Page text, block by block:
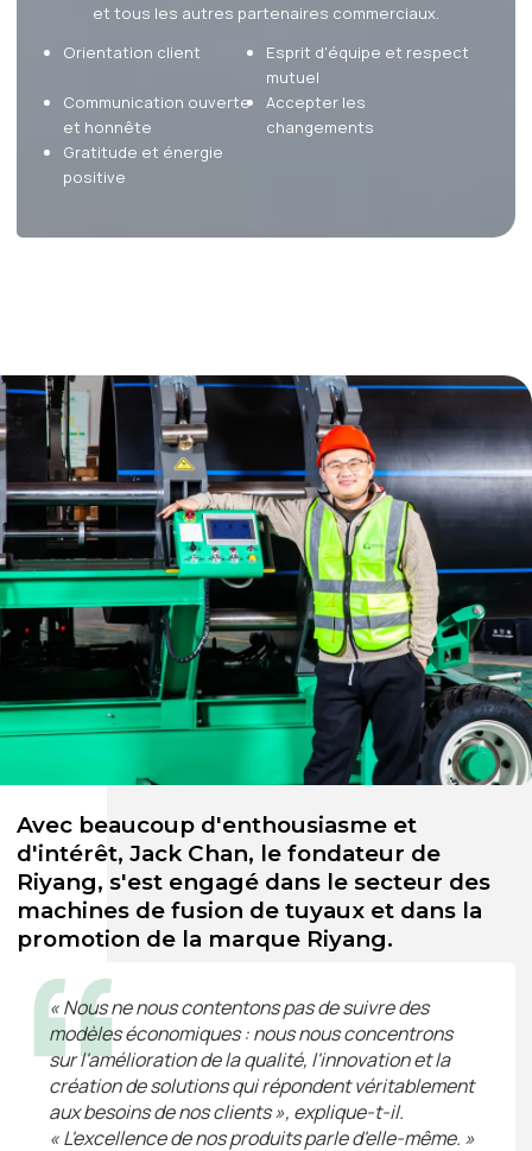
et tous les autres partenaires commerciaux.
Orientation client
Esprit d'équipe et respect
mutuel
Communication ouverte
et honnête
Accepter les
changements
Gratitude et énergie
positive
Avec beaucoup d'enthousiasme et
d'intérêt, Jack Chan, le fondateur de
Riyang, s'est engagé dans le secteur des
machines de fusion de tuyaux et dans la
promotion de la marque Riyang.
« Nous ne nous contentons pas de suivre des
modèles économiques : nous nous concentrons
sur l'amélioration de la qualité, l'innovation et la
création de solutions qui répondent véritablement
aux besoins de nos clients », explique-t-il.
« L'excellence de nos produits parle d'elle-même. »